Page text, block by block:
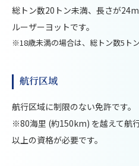
総トン数20トン未満、長さが
ルーザーヨットです。
※18歳未満の場合は、総トン数5ト
航行区域
航行区域に制限のない免許です。
※80海里 (約150km) を越えて航
以上の資格が必要です。